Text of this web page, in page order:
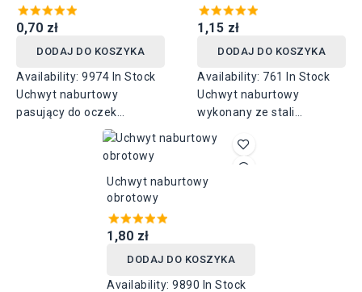
Wysokość 30 mm, rozstaw
otworów 51 mm. Rozmiar
0,70 zł
DODAJ DO KOSZYKA
Availability: 9974 In Stock
Uchwyt naburtowy
pasujący do oczek
okrągłych fi 40 i owalnych
22 x 42 wykonany ze stali
otworów 51mm. Dostępny
w wysokościach: 25 mm,
30 mm (rozmiar mierzony
wewnątrz uchwytu).
1,15 zł
DODAJ DO KOSZYKA
Availability: 761 In Stock
Uchwyt naburtowy
wykonany ze stali
30mm i rozstawie
otworów 55mm.
Uchwyt naburtowy
obrotowy
1,80 zł
DODAJ DO KOSZYKA
Availability: 9890 In Stock